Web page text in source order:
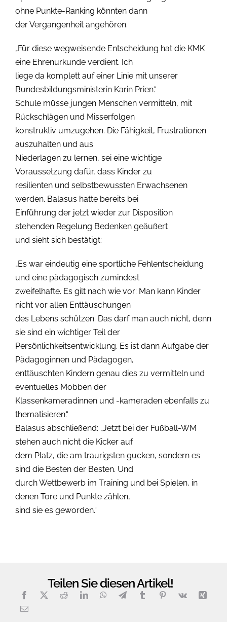
ohne Punkte-Ranking könnten dann
der Vergangenheit angehören.
„Für diese wegweisende Entscheidung hat die KMK
eine Ehrenurkunde verdient. Ich
liege da komplett auf einer Linie mit unserer
Bundesbildungsministerin Karin Prien.“
Schule müsse jungen Menschen vermitteln, mit
Rückschlägen und Misserfolgen
konstruktiv umzugehen. Die Fähigkeit, Frustrationen
auszuhalten und aus
Niederlagen zu lernen, sei eine wichtige
Voraussetzung dafür, dass Kinder zu
resilienten und selbstbewussten Erwachsenen
werden. Balasus hatte bereits bei
Einführung der jetzt wieder zur Disposition
stehenden Regelung Bedenken geäußert
und sieht sich bestätigt:
„Es war eindeutig eine sportliche Fehlentscheidung
und eine pädagogisch zumindest
zweifelhafte. Es gilt nach wie vor: Man kann Kinder
nicht vor allen Enttäuschungen
des Lebens schützen. Das darf man auch nicht, denn
sie sind ein wichtiger Teil der
Persönlichkeitsentwicklung. Es ist dann Aufgabe der
Pädagoginnen und Pädagogen,
enttäuschten Kindern genau dies zu vermitteln und
eventuelles Mobben der
Klassenkameradinnen und -kameraden ebenfalls zu
thematisieren.“
Balasus abschließend: „Jetzt bei der Fußball-WM
stehen auch nicht die Kicker auf
dem Platz, die am traurigsten gucken, sondern es
sind die Besten der Besten. Und
durch Wettbewerb im Training und bei Spielen, in
denen Tore und Punkte zählen,
sind sie es geworden.“
Teilen Sie diesen Artikel!